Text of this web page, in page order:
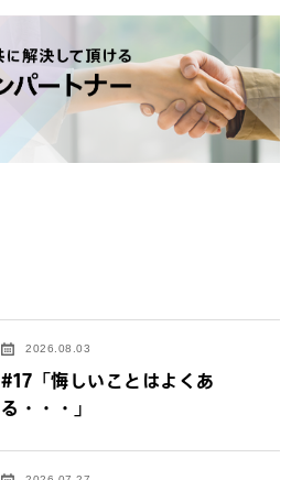
2026.08.03
#17「悔しいことはよくあ
る・・・」